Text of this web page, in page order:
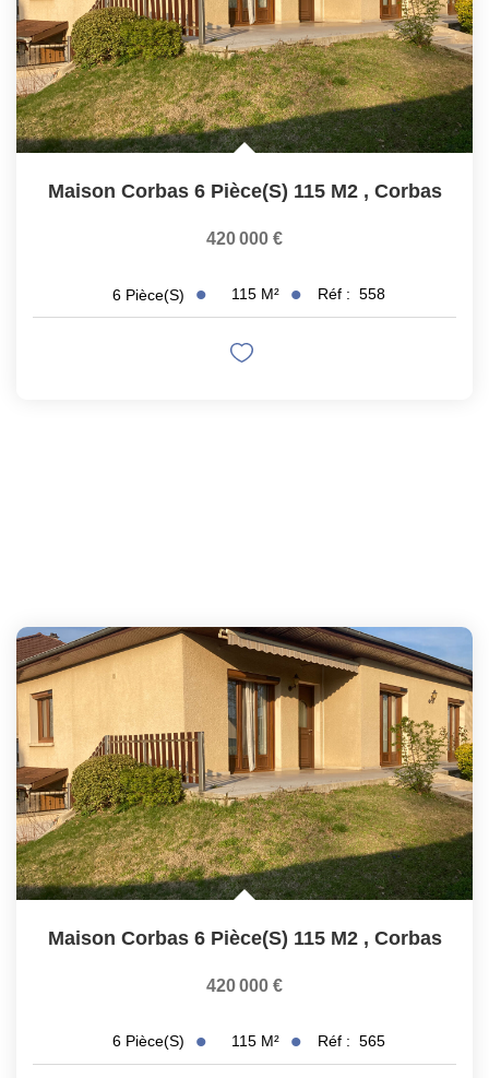
Maison Corbas 6 Pièce(s) 115 M2 , Corbas
420 000 €
6 Pièce(s) 115 M² Réf : 558
Maison Corbas 6 Pièce(s) 115 M2 , Corbas
420 000 €
6 Pièce(s) 115 M² Réf : 565